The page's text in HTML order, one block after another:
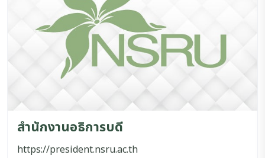
สำนักงานอธิการบดี
https://president.nsru.ac.th